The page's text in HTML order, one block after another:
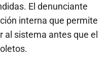
El denunciante
interna que permite
al sistema antes que el